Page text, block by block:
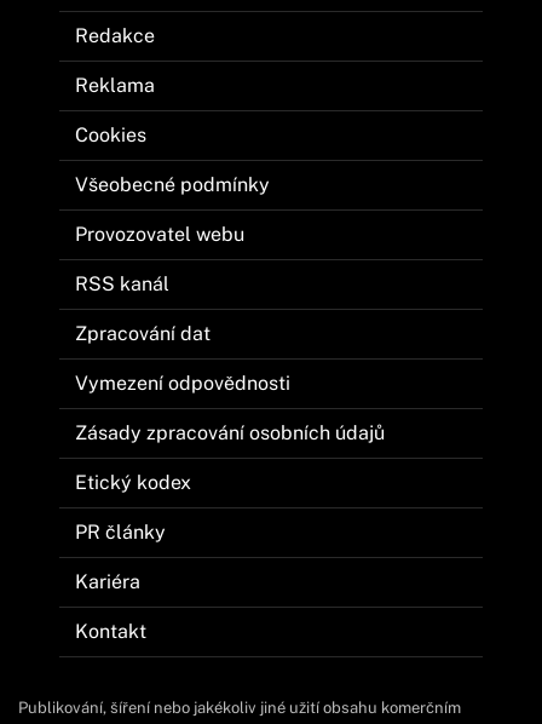
Redakce
Reklama
Cookies
Všeobecné podmínky
Provozovatel webu
RSS kanál
Zpracování dat
Vymezení odpovědnosti
Zásady zpracování osobních údajů
Etický kodex
PR články
Kariéra
Kontakt
Publikování, šíření nebo jakékoliv jiné užití obsahu komerčním